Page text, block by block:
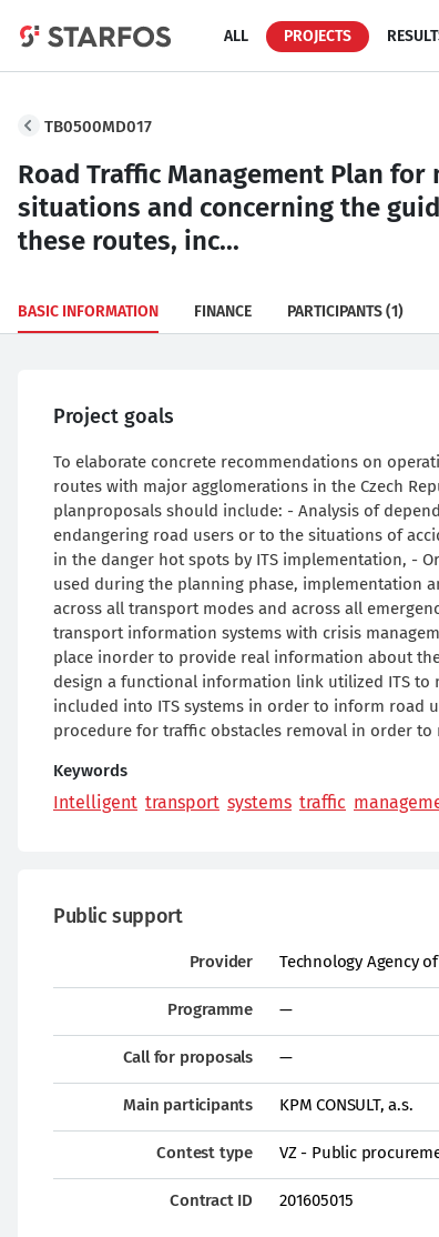
ALL PROJECTS
TB0500MD017
Road Traffic Management Plan
situations and concerning the
these routes, inc...
BASIC INFORMATION FINANCE PARTICIPANTS(1)
Project goals
To elaborate concrete recommendations on
routes with major agglomerations in the Czech
planproposals should include: - Analysis of
endangering road users or to the situations of
in the danger hot spots by ITS implementation, -
used during the planning phase, implementation
across all transport modes and across all
transport information systems with crisis
place inorder to provide real information about
design a functional information link utilized ITS
included into ITS systems in order to inform road
procedure for traffic obstacles removal in order
Keywords
Intelligent transport systems traffic
Public support
Provider Technology Agency
Programme —
Call for proposals —
Main participants KPM CONSULT, a.s.
Contest type VZ - Public
Contract ID 201605015